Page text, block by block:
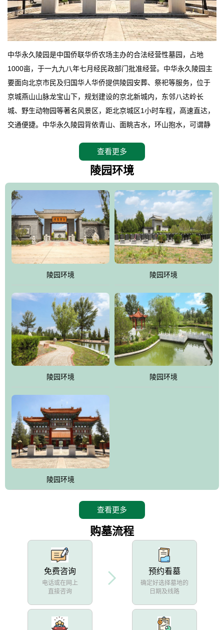
中华永久陵园是中国侨联华侨农场主办的合法经营性墓园，占地
1000亩，于一九九八年七月经民政部门批准经营。中华永久陵园主
要面向北京市民及归国华人华侨提供陵园安葬、祭祀等服务，位于
京城燕山山脉龙宝山下，规划建设的京北新城内，东邻八达岭长
城、野生动物园等著名风景区，距北京城区1小时车程，高速直达，
交通便捷。中华永久陵园背依青山、面眺吉水，环山抱水，可谓静
地。在总体设计上完全以中国传统文化作为前渠，由三条山脊环绕
而成，宛如一把太师椅，呈坐南朝北向，左青龙，右白虎，前朱
环绕挡住了外界的风吹，流动的生气遇到官厅的水又止住了，正好
符合山环水抱，藏风纳气的要求。中华永久陵园风景庄重典雅、气
势如宏，是华北地区最大的平川式墓园，陵园以皇家建筑风格为载
体吸取现代园林艺术之精华
查看更多
陵园环境
陵园环境 陵园环境
陵园环境 陵园环境
陵园环境
查看更多
购墓流程
免费咨询
电话或在网上
直接咨询
预约看墓
确定好选择墓地的
日期及线路